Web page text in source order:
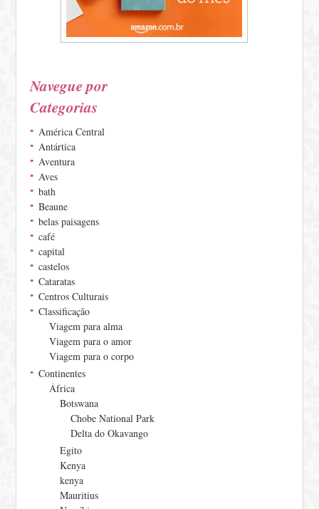
Navegue por
Categorias
América Central
Antártica
Aventura
Aves
bath
Beaune
belas paisagens
café
capital
castelos
Cataratas
Centros Culturais
Classificação
Viagem para alma
Viagem para o amor
Viagem para o corpo
Continentes
África
Botswana
Chobe National Park
Delta do Okavango
Egito
Kenya
kenya
Mauritius